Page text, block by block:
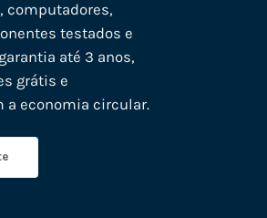
computadores,
testados e
até 3 anos,
grátis e
a economia circular.